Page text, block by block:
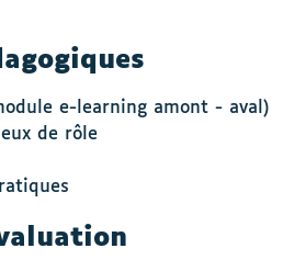
e-learning amont - aval)
de rôle